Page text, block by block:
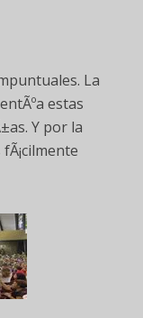
La
estas
Y por la